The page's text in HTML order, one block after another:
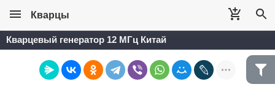
Кварцы
Кварцевый генератор 12 МГц Китай